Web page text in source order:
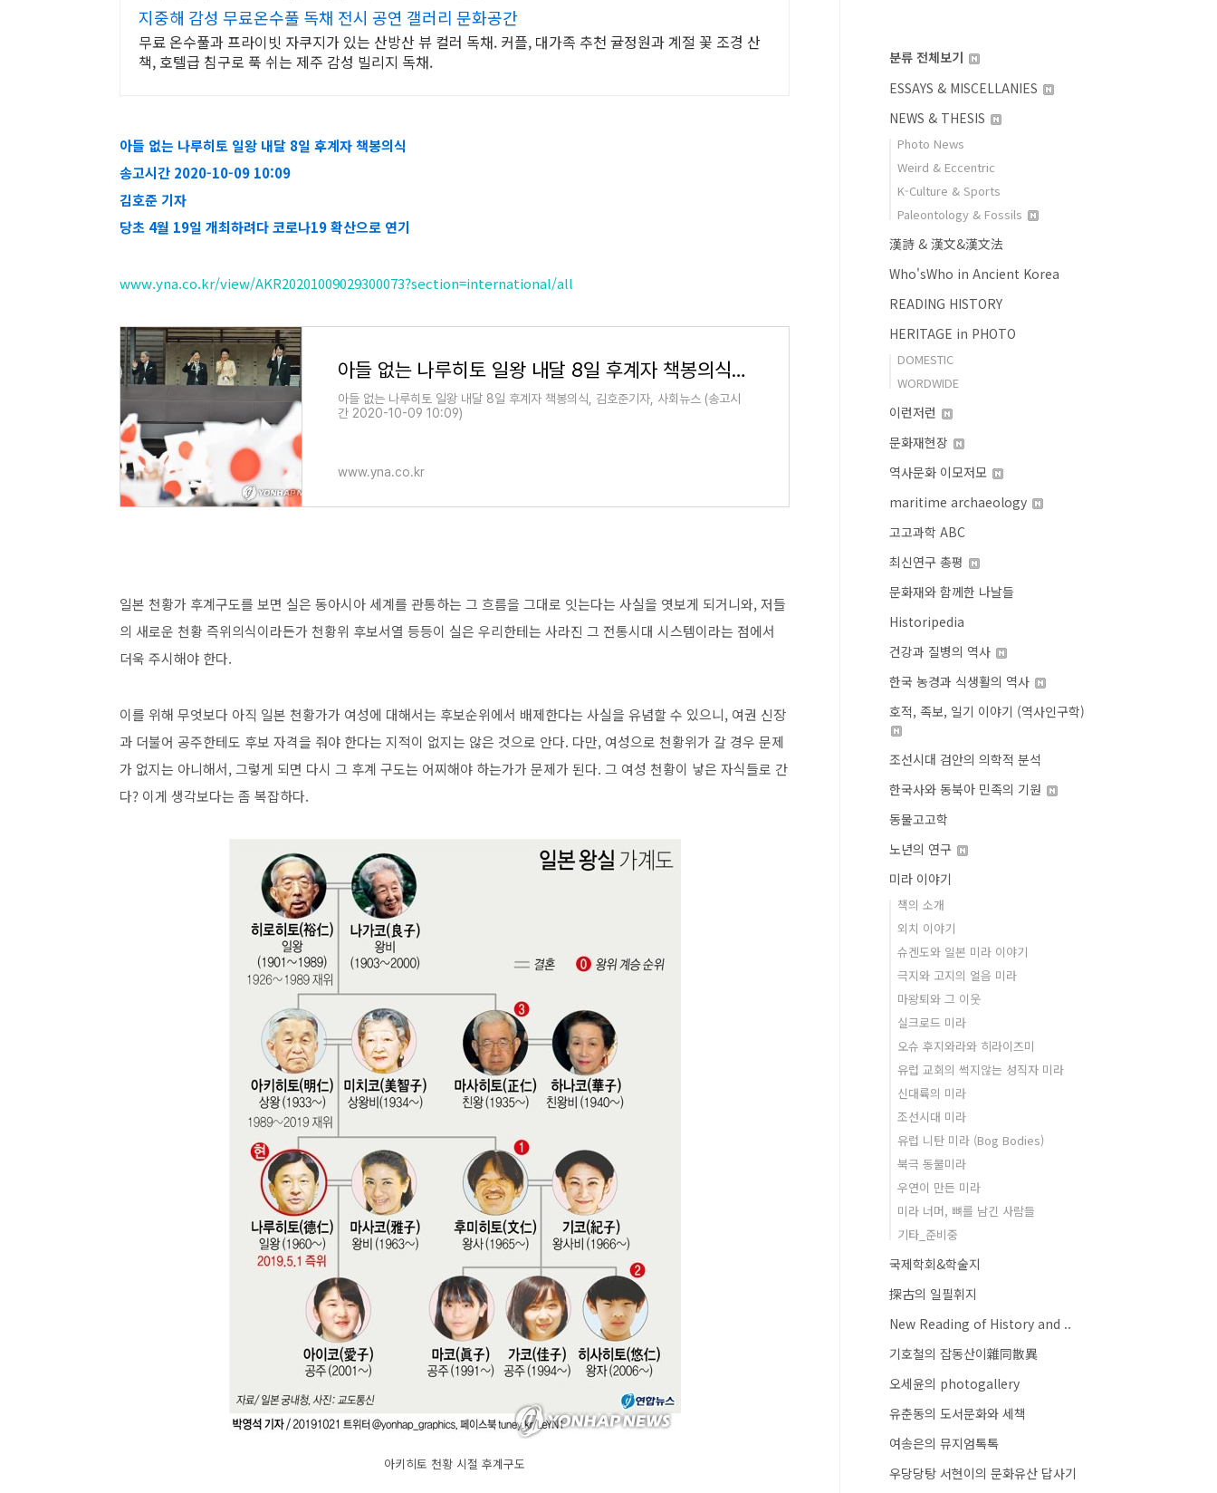
지중해 감성 무료온수풀 독채 전시 공연 갤러리 문화공간
무료 온수풀과 프라이빗 자쿠지가 있는 산방산 뷰 컬러 독채. 커플, 대가족 추천 귤정원과 계절 꽃 조경 산
책, 호텔급 침구로 푹 쉬는 제주 감성 빌리지 독채.
아들 없는 나루히토 일왕 내달 8일 후계자 책봉의식
송고시간 2020-10-09 10:09
김호준 기자
당초 4월 19일 개최하려다 코로나19 확산으로 연기
www.yna.co.kr/view/AKR20201009029300073?section=international/all
아들 없는 나루히토 일왕 내달 8일 후계자 책봉의식 | 연합뉴스
아들 없는 나루히토 일왕 내달 8일 후계자 책봉의식, 김호준기자, 사회뉴스 (송고시
간 2020-10-09 10:09)
www.yna.co.kr
일본 천황가 후계구도를 보면 실은 동아시아 세계를 관통하는 그 흐름을 그대로 잇는다는 사실을 엿보게 되거니와, 저들
의 새로운 천황 즉위의식이라든가 천황위 후보서열 등등이 실은 우리한테는 사라진 그 전통시대 시스템이라는 점에서
더욱 주시해야 한다.
이를 위해 무엇보다 아직 일본 천황가가 여성에 대해서는 후보순위에서 배제한다는 사실을 유념할 수 있으니, 여권 신장
과 더불어 공주한테도 후보 자격을 줘야 한다는 지적이 없지는 않은 것으로 안다. 다만, 여성으로 천황위가 갈 경우 문제
가 없지는 아니해서, 그렇게 되면 다시 그 후계 구도는 어찌해야 하는가가 문제가 된다. 그 여성 천황이 낳은 자식들로 간
다? 이게 생각보다는 좀 복잡하다.
아키히토 천황 시절 후계구도
분류 전체보기
ESSAYS & MISCELLANIES
NEWS & THESIS
Photo News
Weird & Eccentric
K-Culture & Sports
Paleontology & Fossils
漢詩 & 漢文&漢文法
Who'sWho in Ancient Korea
READING HISTORY
HERITAGE in PHOTO
DOMESTIC
WORDWIDE
이런저런
문화재현장
역사문화 이모저모
maritime archaeology
고고과학 ABC
최신연구 총평
문화재와 함께한 나날들
Historipedia
건강과 질병의 역사
한국 농경과 식생활의 역사
호적, 족보, 일기 이야기 (역사인구학)
조선시대 검안의 의학적 분석
한국사와 동북아 민족의 기원
동물고고학
노년의 연구
미라 이야기
책의 소개
외치 이야기
슈겐도와 일본 미라 이야기
극지와 고지의 얼음 미라
마왕퇴와 그 이웃
실크로드 미라
오슈 후지와라와 히라이즈미
유럽 교회의 썩지않는 성직자 미라
신대륙의 미라
조선시대 미라
유럽 니탄 미라 (Bog Bodies)
북극 동물미라
우연이 만든 미라
미라 너머, 뼈를 남긴 사람들
기타_준비중
국제학회&학술지
探古의 일필휘지
New Reading of History and ..
기호철의 잡동산이雜同散異
오세윤의 photogallery
유춘동의 도서문화와 세책
여송은의 뮤지엄톡톡
우당당탕 서현이의 문화유산 답사기